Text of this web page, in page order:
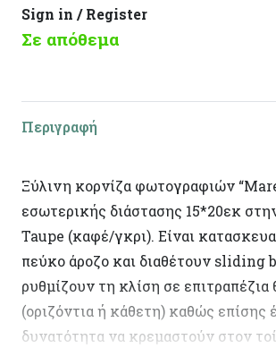
Sign in / Register
Σε απόθεμα
Περιγραφή
Ξύλινη κορνίζα φωτογραφιών
εσωτερικής διάστασης 15*20εκ
Taupe (καφέ/γκρι). Είναι
πεύκο άροζο και διαθέτουν sliding
ρυθμίζουν τη κλίση σε επιτραπέζια
(οριζόντια ή κάθετη) καθώς επίσης
δυνατότητα να κρεμαστούν στον